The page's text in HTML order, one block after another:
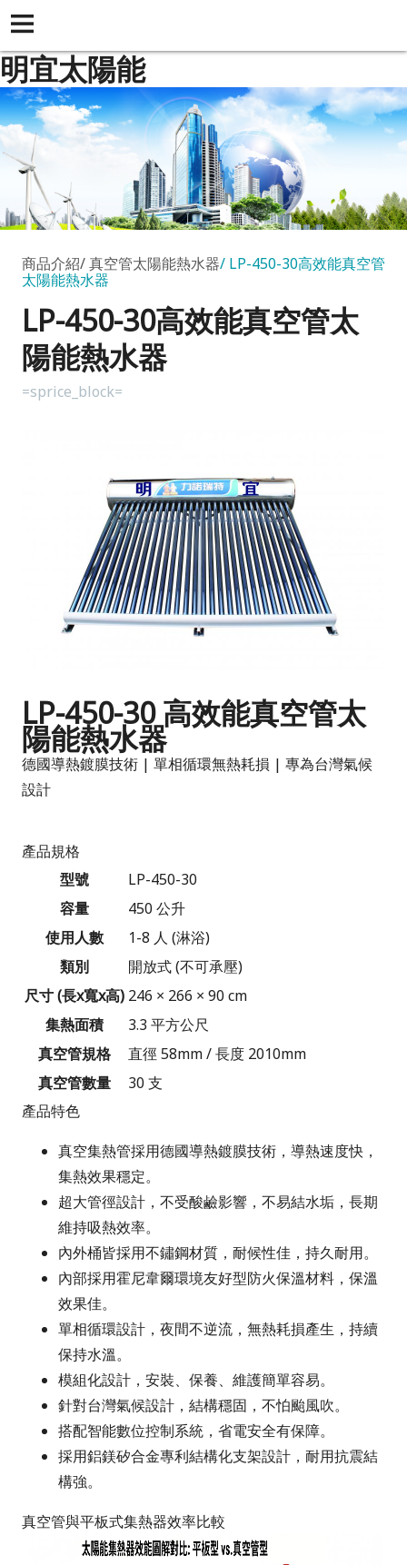
明宜太陽能
商品介紹 真空管太陽能熱水器 LP-450-30高效能真空管
太陽能熱水器
LP-450-30高效能真空管太
陽能熱水器
=sprice_block=
LP-450-30 高效能真空管太
陽能熱水器
德國導熱鍍膜技術 | 單相循環無熱耗損 | 專為台灣氣候
設計
產品規格
型號
LP-450-30
容量
450 公升
使用人數
1-8 人 (淋浴)
類別
開放式 (不可承壓)
尺寸 (長x寬x高) 246 × 266 × 90 cm
集熱面積
3.3 平方公尺
真空管規格
直徑 58mm / 長度 2010mm
真空管數量
30 支
產品特色
真空集熱管採用德國導熱鍍膜技術，導熱速度快，
集熱效果穩定。
超大管徑設計，不受酸鹼影響，不易結水垢，長期
維持吸熱效率。
內外桶皆採用不鏽鋼材質，耐候性佳，持久耐用。
內部採用霍尼韋爾環境友好型防火保溫材料，保溫
效果佳。
單相循環設計，夜間不逆流，無熱耗損產生，持續
保持水溫。
模組化設計，安裝、保養、維護簡單容易。
針對台灣氣候設計，結構穩固，不怕颱風吹。
搭配智能數位控制系統，省電安全有保障。
採用鋁鎂矽合金專利結構化支架設計，耐用抗震結
構強。
真空管與平板式集熱器效率比較